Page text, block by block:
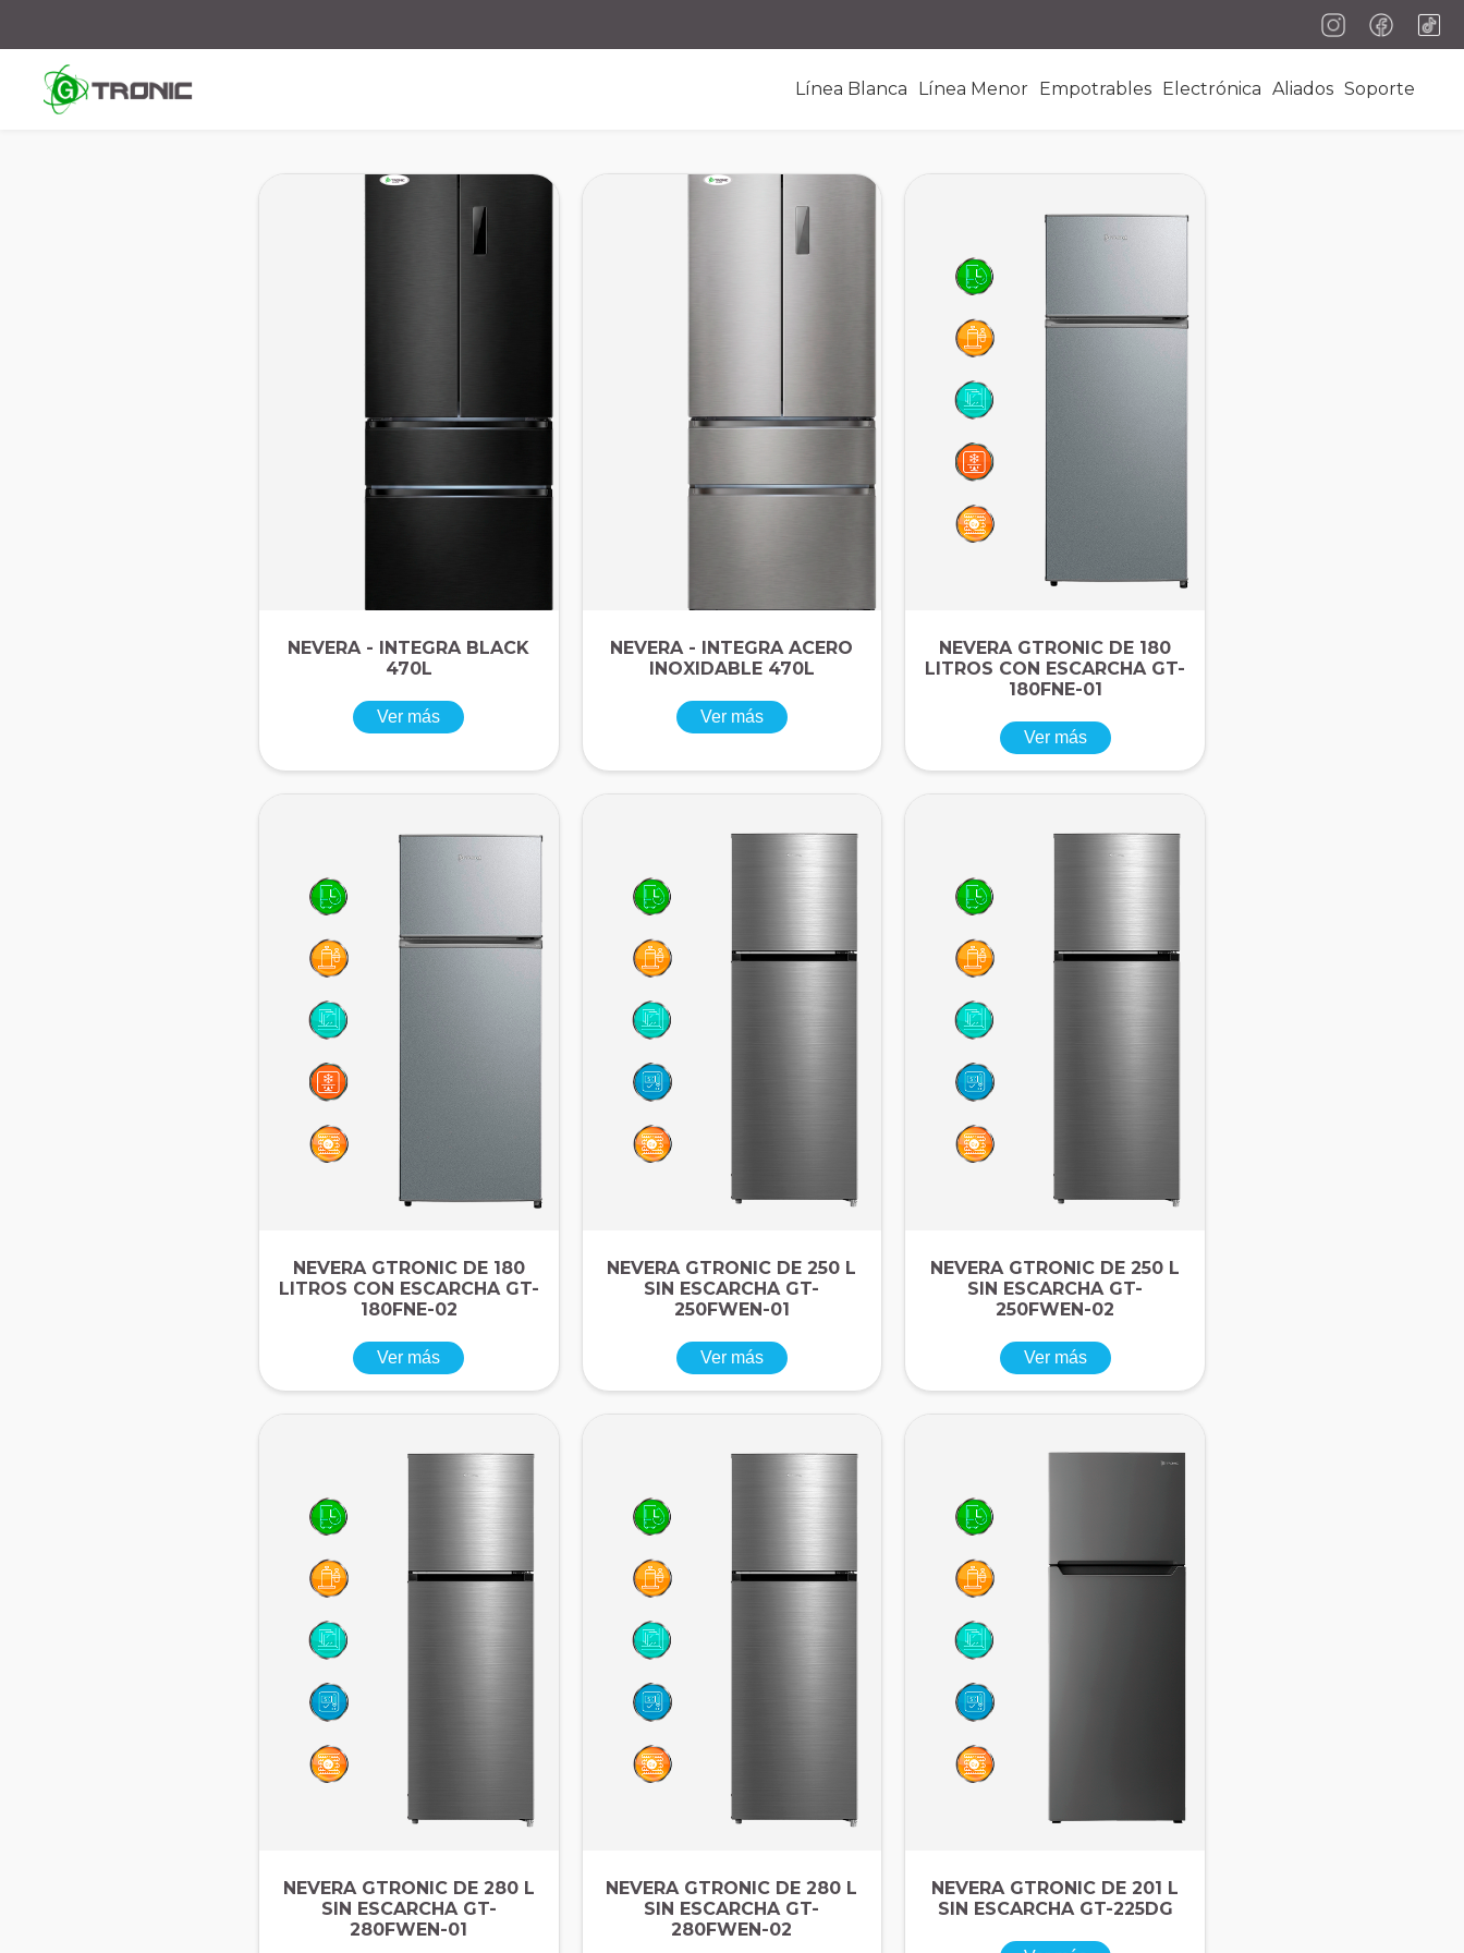
Línea Blanca Línea Menor Empotrables Electrónica Aliados Soporte
NEVERA - INTEGRA BLACK
470L
Ver más
NEVERA - INTEGRA ACERO
INOXIDABLE 470L
Ver más
NEVERA GTRONIC DE 180
LITROS CON ESCARCHA GT-
180FNE-01
Ver más
NEVERA GTRONIC DE 180
LITROS CON ESCARCHA GT-
180FNE-02
Ver más
NEVERA GTRONIC DE 250 L
SIN ESCARCHA GT-
250FWEN-01
Ver más
NEVERA GTRONIC DE 250 L
SIN ESCARCHA GT-
250FWEN-02
Ver más
NEVERA GTRONIC DE 280 L
SIN ESCARCHA GT-
280FWEN-01
NEVERA GTRONIC DE 280 L
SIN ESCARCHA GT-
280FWEN-02
NEVERA GTRONIC DE 201 L
SIN ESCARCHA GT-225DG